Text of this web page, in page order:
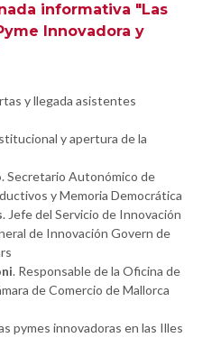
informativa "Las
Innovadora y
y llegada asistentes
y apertura de la
. Secretario Autonómico de
y Memoria Democrática
. Jefe del Servicio de Innovación
de Innovación Govern de
. Responsable de la Oficina de
de Comercio de Mallorca
pymes innovadoras en las Illes